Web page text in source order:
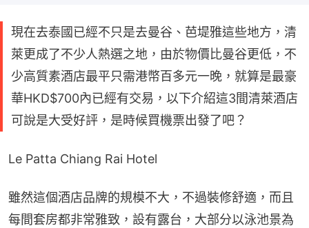
現在去泰國已經不只是去曼谷、芭堤雅這些地方，清
萊更成了不少人熱選之地，由於物價比曼谷更低，不
少高質素酒店最平只需港幣百多元一晚，就算是最豪
華HKD$700內已經有交易，以下介紹這3間清萊酒店
可說是大受好評，是時候買機票出發了吧？
Le Patta Chiang Rai Hotel
雖然這個酒店品牌的規模不大，不過裝修舒適，而且
每間套房都非常雅致，設有露台，大部分以泳池景為